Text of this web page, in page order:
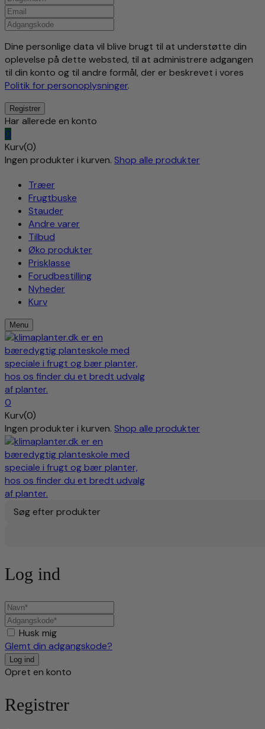
Dine personlige data vil blive brugt til at understøtte din
oplevelse på dette websted, til at administrere adgangen
til din konto og til andre formål, der er beskrevet i vores
Politik for personoplysninger.
Har allerede en konto
0
Kurv(0)
Ingen produkter i kurven. Shop alle produkter
Træer
Frugtbuske
Stauder
Andre varer
Tilbud
Øko produkter
Prisklasse
Forudbestilling
Nyheder
Kurv
Menu
0
Kurv(0)
Ingen produkter i kurven. Shop alle produkter
Søg efter produkter
Log ind
Husk mig
Glemt din adgangskode?
Opret en konto
Registrer